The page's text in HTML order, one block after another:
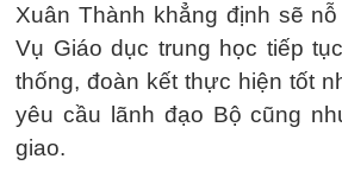
Xuân Thành khẳng định sẽ
Vụ Giáo dục trung học tiếp
thống, đoàn kết thực hiện tốt
yêu cầu lãnh đạo Bộ cũng
giao.